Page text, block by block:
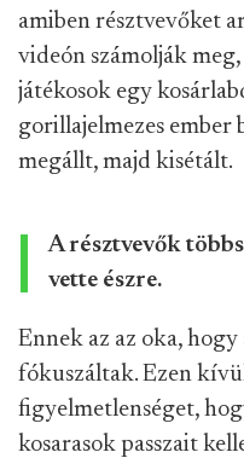
amiben résztvevőket
videón számolják
játékosok egy
gorillajelmezes ember
megállt, majd kisétált.
A résztvevők
vette észre.
Ennek az az oka, hogy
fókuszáltak. Ezen
figyelmetlenséget,
kosarasok passzait